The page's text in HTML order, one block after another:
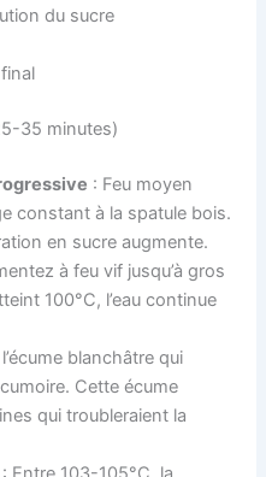
du sucre
35 minutes)
: Feu moyen
constant à la spatule bois.
en sucre augmente.
à feu vif jusqu’à gros
100°C, l’eau continue
blanchâtre qui
Cette écume
qui troubleraient la